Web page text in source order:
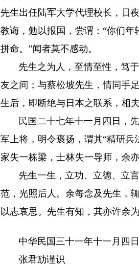
先生出任陆军大学代理校长，日
教诲，勉以报国，尝谓： “你们年
拼命。”闻者莫不感动。
先生之为人，至情至性，笃
友之间；与蔡松坡先生，情同手
生后，即断绝与日本之联系，相
民国二十七年十一月四日，
军上将，明令褒扬，谓其“精研兵
家失一栋梁，士林失一导师，余亦
先生一生，立功、立德、立
范，光照后人。余每念及先生，
以志哀思。先生有知，其亦许余
中华民国三十一年十一月四日
张君劢谨识